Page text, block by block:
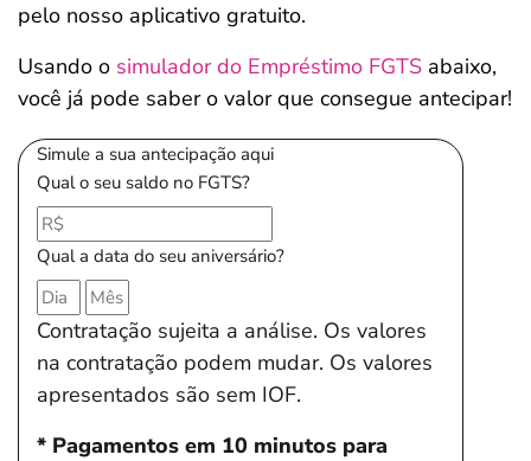
pelo nosso aplicativo gratuito.
Usando o simulador do Empréstimo FGTS abaixo,
você já pode saber o valor que consegue antecipar!
Simule a sua antecipação aqui
Qual o seu saldo no FGTS?
Qual a data do seu aniversário?
Contratação sujeita a análise. Os valores
na contratação podem mudar. Os valores
apresentados são sem IOF.
* Pagamentos em 10 minutos para